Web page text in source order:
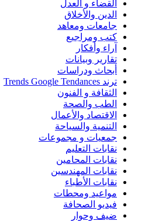
القضاء و العدل
الدين والأخلاق
جامعات ومعاهد
كتب ومراجيع
آراء وأفكار
تقارير وبيانات
أبحاث ودراسات
ترند Trends Google Tendances
الثقافة و الفنون
الطب والصحة
الاقتصاد والأعمال
التنمية والسياحة
جمعيات و مجموعات
نقابات التعليم
نقابات المحامين
نقابات المهندسين
نقابات الأطباء
مواعيد ومحطات
فيديو الصحافة
ضيف وحوار